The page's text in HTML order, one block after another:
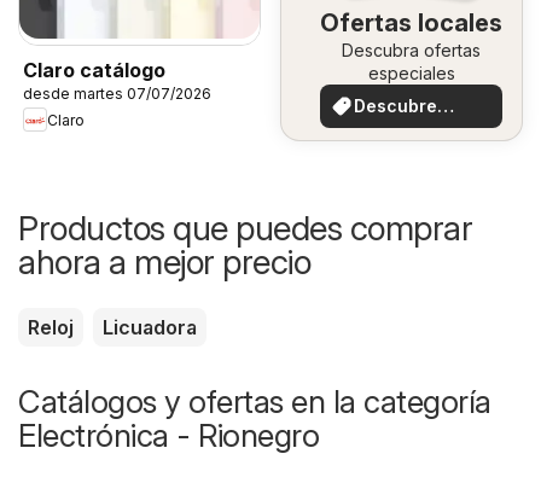
Claro catálogo
desde martes 07/07/2026
Claro
Ofertas locales
Descubra ofertas
especiales
Descubre
ofertas
Productos que puedes comprar
ahora a mejor precio
Reloj Licuadora
Catálogos y ofertas en la categoría
Electrónica - Rionegro